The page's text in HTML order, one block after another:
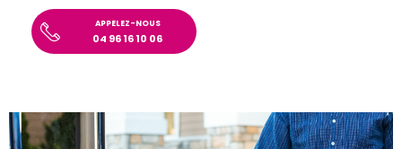
APPELEZ-NOUS
04 96 16 10 06